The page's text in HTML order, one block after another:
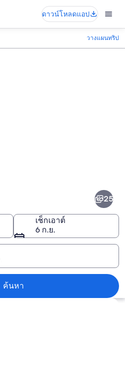
ดาวน์โหลดแอป
วางแผนทริป
25
เช็กเอาต์
6 ก.ย.
ค้นหา